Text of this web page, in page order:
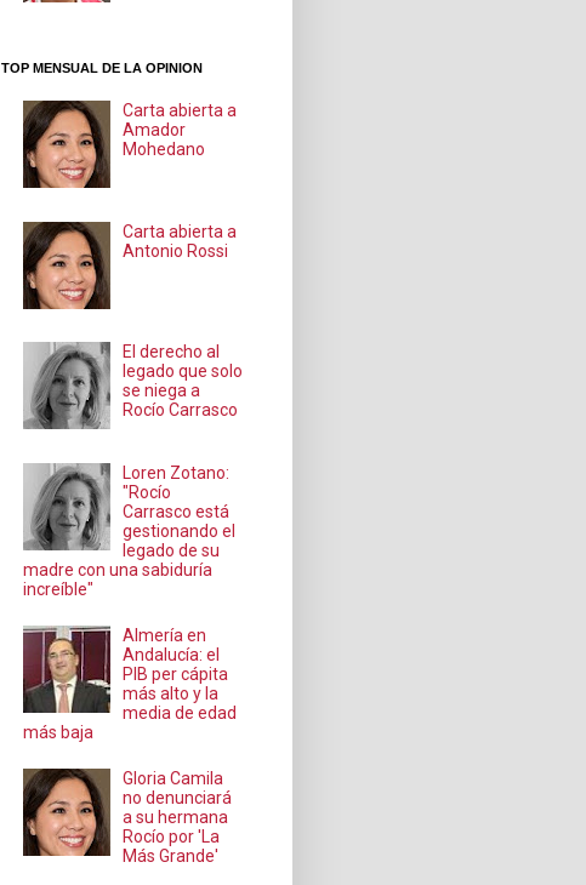
TOP MENSUAL DE LA OPINION
Carta abierta a
Amador
Mohedano
Carta abierta a
Antonio Rossi
El derecho al
legado que solo
se niega a
Rocío Carrasco
Loren Zotano:
"Rocío
Carrasco está
gestionando el
legado de su
madre con una sabiduría
increíble"
Almería en
Andalucía: el
PIB per cápita
más alto y la
media de edad
más baja
Gloria Camila
no denunciará
a su hermana
Rocío por 'La
Más Grande'